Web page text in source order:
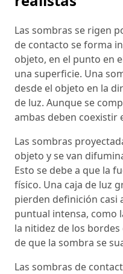
Las sombras se rigen
de contacto se forma
objeto, en el punto en
una superficie. Una
desde el objeto en la
de luz. Aunque se
ambas deben coexistir
Las sombras
objeto y se van
Esto se debe a que la
físico. Una caja de luz
pierden definición casi
puntual intensa, como
la nitidez de los
de que la sombra se
Las sombras de